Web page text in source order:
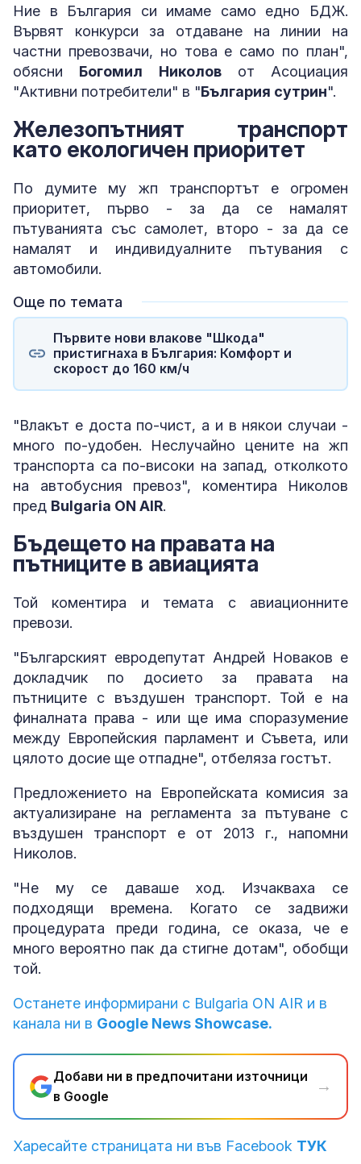
Ние в България си имаме само едно БДЖ.
Вървят конкурси за отдаване на линии на
частни превозвачи, но това е само по план",
обясни Богомил Николовот Асоциация
"Активни потребители" в "България сутрин".
Железопътният транспорт
като екологичен приоритет
По думите му жп транспортът е огромен
приоритет, първо - за да се намалят
пътуванията със самолет, второ - за да се
намалят и индивидуалните пътувания с
автомобили.
Още по темата
Първите нови влакове "Шкода"
пристигнаха в България: Комфорт и
скорост до 160 км/ч
"Влакът е доста по-чист, а и в някои случаи -
много по-удобен. Неслучайно цените на жп
транспорта са по-високи на запад, отколкото
на автобусния превоз", коментира Николов
пред Bulgaria ON AIR.
Бъдещето на правата на
пътниците в авиацията
Той коментира и темата с авиационните
превози.
"Българският евродепутат Андрей Новаков е
докладчик по досието за правата на
пътниците с въздушен транспорт. Той е на
финалната права - или ще има споразумение
между Европейския парламент и Съвета, или
цялото досие ще отпадне", отбеляза гостът.
Предложението на Европейската комисия за
актуализиране на регламента за пътуване с
въздушен транспорт е от 2013 г., напомни
Николов.
"Не му се даваше ход. Изчакваха се
подходящи времена. Когато се задвижи
процедурата преди година, се оказа, че е
много вероятно пак да стигне дотам", обобщи
той.
Останете информирани с Bulgaria ON AIR и в
канала ни в Google News Showcase.
Добави ни в предпочитани източници
в Google
→
Харесайте страницата ни във Facebook ТУК